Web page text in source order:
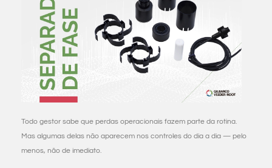
Todo gestor sabe que perdas operacionais fazem parte da rotina.
Mas algumas delas não aparecem nos controles do dia a dia — pelo
menos, não de imediato.